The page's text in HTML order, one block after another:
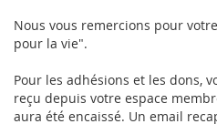
Nous vous remercions pour
pour la vie".
Pour les adhésions et les dons,
reçu depuis votre espace
aura été encaissé. Un email